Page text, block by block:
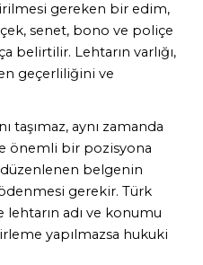
gereken bir edim,
senet, bono ve poliçe
belirtilir. Lehtarın varlığı,
geçerliliğini ve
taşımaz, aynı zamanda
önemli bir pozisyona
belgenin
gerekir. Türk
adı ve konumu
yapılmazsa hukuki